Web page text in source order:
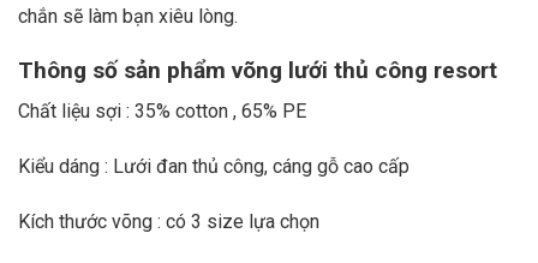
chắn sẽ làm bạn xiêu lòng.
Thông số sản phẩm võng lưới thủ công resort
Chất liệu sợi : 35% cotton , 65% PE
Kiểu dáng : Lưới đan thủ công, cáng gỗ cao cấp
Kích thước võng : có 3 size lựa chọn